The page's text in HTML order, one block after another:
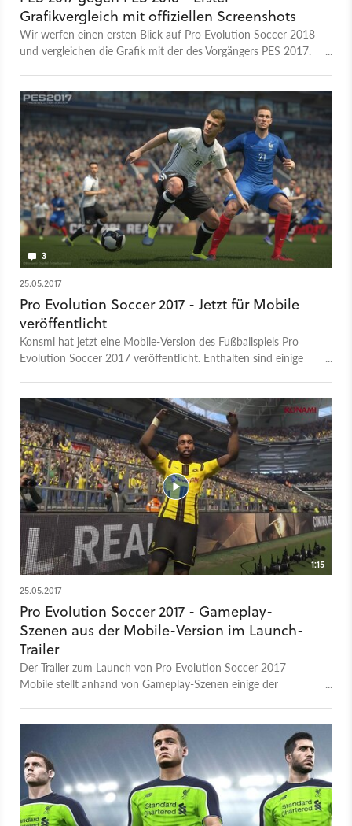
Grafikvergleich mit offiziellen Screenshots
Wir werfen einen ersten Blick auf Pro Evolution Soccer 2018
und vergleichen die Grafik mit der des Vorgängers PES 2017.
Modus aufgenommen haben. Wir haben versucht, die Szenen
so gut wie möglich nachzustellen und dabei auf
Wetterbedingungen und Tageszeiten geachtet. Unser
Testsystem: Intel Core i7 6700K 16 GB DDR4 RAM 2133
MHz 250 GB Samsung 850 Evo SSD 2 TB Seagate Desktop
Windows 10 Creators Update Hier geht es zu Candyland auf
YouTube, Facebook und Twitter.
3
25.05.2017
Pro Evolution Soccer 2017 - Jetzt für Mobile
veröffentlicht
Konsmi hat jetzt eine Mobile-Version des Fußballspiels Pro
Evolution Soccer 2017 veröffentlicht. Enthalten sind einige
1:15
25.05.2017
Pro Evolution Soccer 2017 - Gameplay-
Szenen aus der Mobile-Version im Launch-
Trailer
Der Trailer zum Launch von Pro Evolution Soccer 2017
Mobile stellt anhand von Gameplay-Szenen einige der
mobile Endgeräte angepasst - genauso wie die Steuerung. Die
Spieler lösen Aktionen mithilfe von Tipp- und
Wischbewegungen aus. Zudem sind alle Partner-Lizenzen
enthalten, zu denen der FC Barcelona, Borussia Dortmund
und Liverpool sowie exklusiv die UEFA Champions League
zählen. Des Weiteren gibt es mit »PES on-the-go« einen